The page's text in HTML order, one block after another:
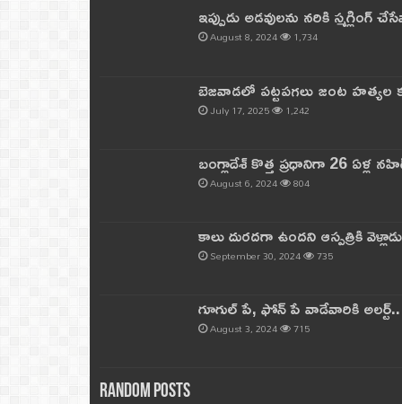
ఇప్పుడు అడవులను నరికి
August 8, 2024 1,734
బెజవాడలో పట్టపగలు జంట
July 17, 2025 1,242
బంగ్లాదేశ్ కొత్త ప్రధానిగా 26 ఏళ్ల
August 6, 2024 804
కాలు దురదగా ఉందని ఆస్పత్రికి
September 30, 2024 735
గూగుల్ పే, ఫోన్ పే వాడేవారికి
August 3, 2024 715
Random Posts